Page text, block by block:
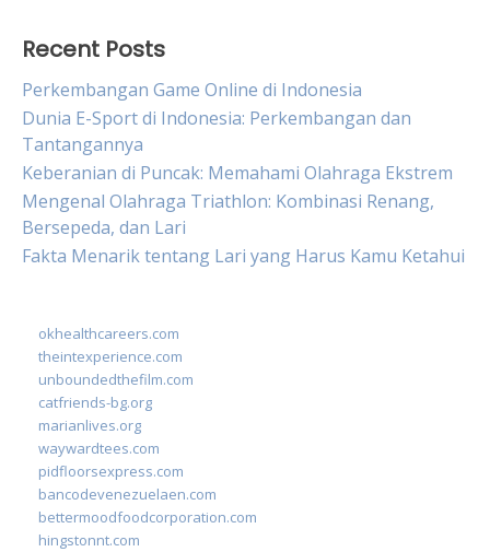
Recent Posts
Perkembangan Game Online di Indonesia
Dunia E-Sport di Indonesia: Perkembangan dan
Tantangannya
Keberanian di Puncak: Memahami Olahraga Ekstrem
Mengenal Olahraga Triathlon: Kombinasi Renang,
Bersepeda, dan Lari
Fakta Menarik tentang Lari yang Harus Kamu Ketahui
okhealthcareers.com
theintexperience.com
unboundedthefilm.com
catfriends-bg.org
marianlives.org
waywardtees.com
pidfloorsexpress.com
bancodevenezuelaen.com
bettermoodfoodcorporation.com
hingstonnt.com